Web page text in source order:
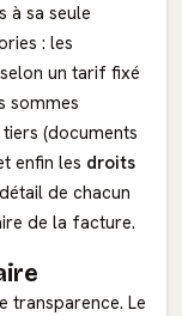
à sa seule
: les
un tarif fixé
sommes
(documents
enfin les droits
de chacun
de la facture.
transparence. Le